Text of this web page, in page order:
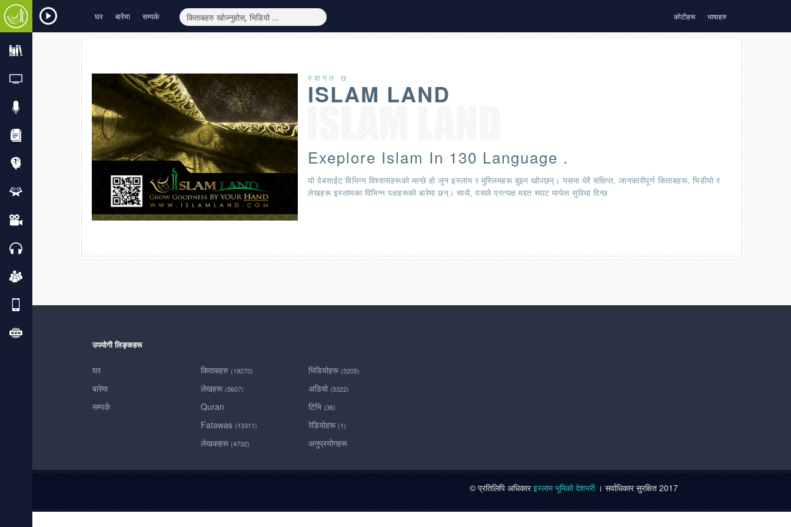
घर बारेमा सम्पर्क कोटीहरू भाषाहरु
स्वागत छ
ISLAM LAND
Exeplore Islam In 130 Language .
यो वेबसाईट विभिन्न विश्वासहरूको मान्छे हो जुन इस्लाम र मुस्लिमहरू बुझ्न खोज्छन्। यसमा धेरै संक्षिप्त, जानकारीपूर्ण किताबहरू, भिडीयो र
लेखहरू इस्लामका विभिन्न पक्षहरूको बारेमा छन्। साथै, यसले प्रत्यक्ष मद्दत च्याट मार्फत सुविधा दिन्छ
उपयोगी लिङ्कहरू
घर
बारेमा
सम्पर्क
किताबहरु (19270)
लेखहरू (5607)
Quran
Fatawas (13311)
लेखकहरू (4732)
भिडियोहरू (5205)
अडियो (5322)
टिभि (36)
रेडियोहरू (1)
अनुप्रयोगहरू
© प्रतिलिपि अधिकारइस्लाम भूमिको देशभरी । सर्वाधिकार सुरक्षित 2017